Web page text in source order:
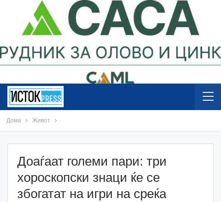
Дома Живот
Доаѓаат големи пари: три
хороскопски знаци ќе се
збогатат на игри на среќа